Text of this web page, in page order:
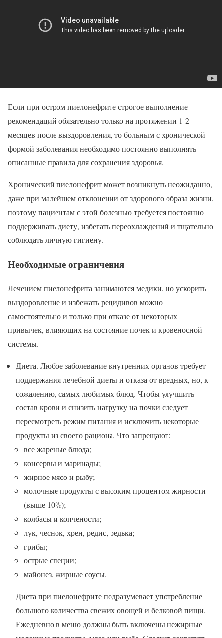
Если при остром пиелонефрите строгое выполнение
рекомендаций обязательно только на протяжении 1˗2
месяцев после выздоровления, то больным с хронической
формой заболевания необходимо постоянно выполнять
описанные правила для сохранения здоровья.
Хронический пиелонефрит может возникнуть неожиданно,
даже при малейшем отклонении от здорового образа жизни,
поэтому пациентам с этой болезнью требуется постоянно
поддерживать диету, избегать переохлаждений и тщательно
соблюдать личную гигиену.
Необходимые ограничения
Лечением пиелонефрита занимаются медики, но ускорить
выздоровление и избежать рецидивов можно
самостоятельно и только при отказе от некоторых
привычек, влияющих на состояние почек и кровеносной
системы.
Диета. Любое заболевание внутренних органов требует
поддержания лечебной диеты и отказа от вредных, но, к
сожалению, самых любимых блюд. Чтобы улучшить
состав крови и снизить нагрузку на почки следует
пересмотреть режим питания и исключить некоторые
продукты из своего рациона. Что запрещают:
все жареные блюда;
консервы и маринады;
жирное мясо и рыбу;
молочные продукты с высоким процентом жирности
(выше 10%);
колбасы и копчености;
лук, чеснок, хрен, редис, редька;
грибы;
острые специи;
майонез, жирные соусы.
Диета при пиелонефрите подразумевает употребление
большого количества свежих овощей и белковой пищи.
Ежедневно в меню должны быть включены нежирные